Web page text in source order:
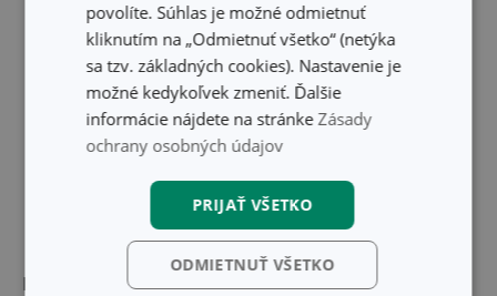
Kefa s rukoväťou CLEAN
Stierka na sklo CLEAN
povolíte. Súhlas je možné odmietnuť
kliknutím na „Odmietnuť všetko“ (netýka
sa tzv. základných cookies). Nastavenie je
možné kedykoľvek zmeniť. Ďalšie
informácie nájdete na stránkeZásady
ochrany osobných údajov
PRIJAŤ VŠETKO
ODMIETNUŤ VŠETKO